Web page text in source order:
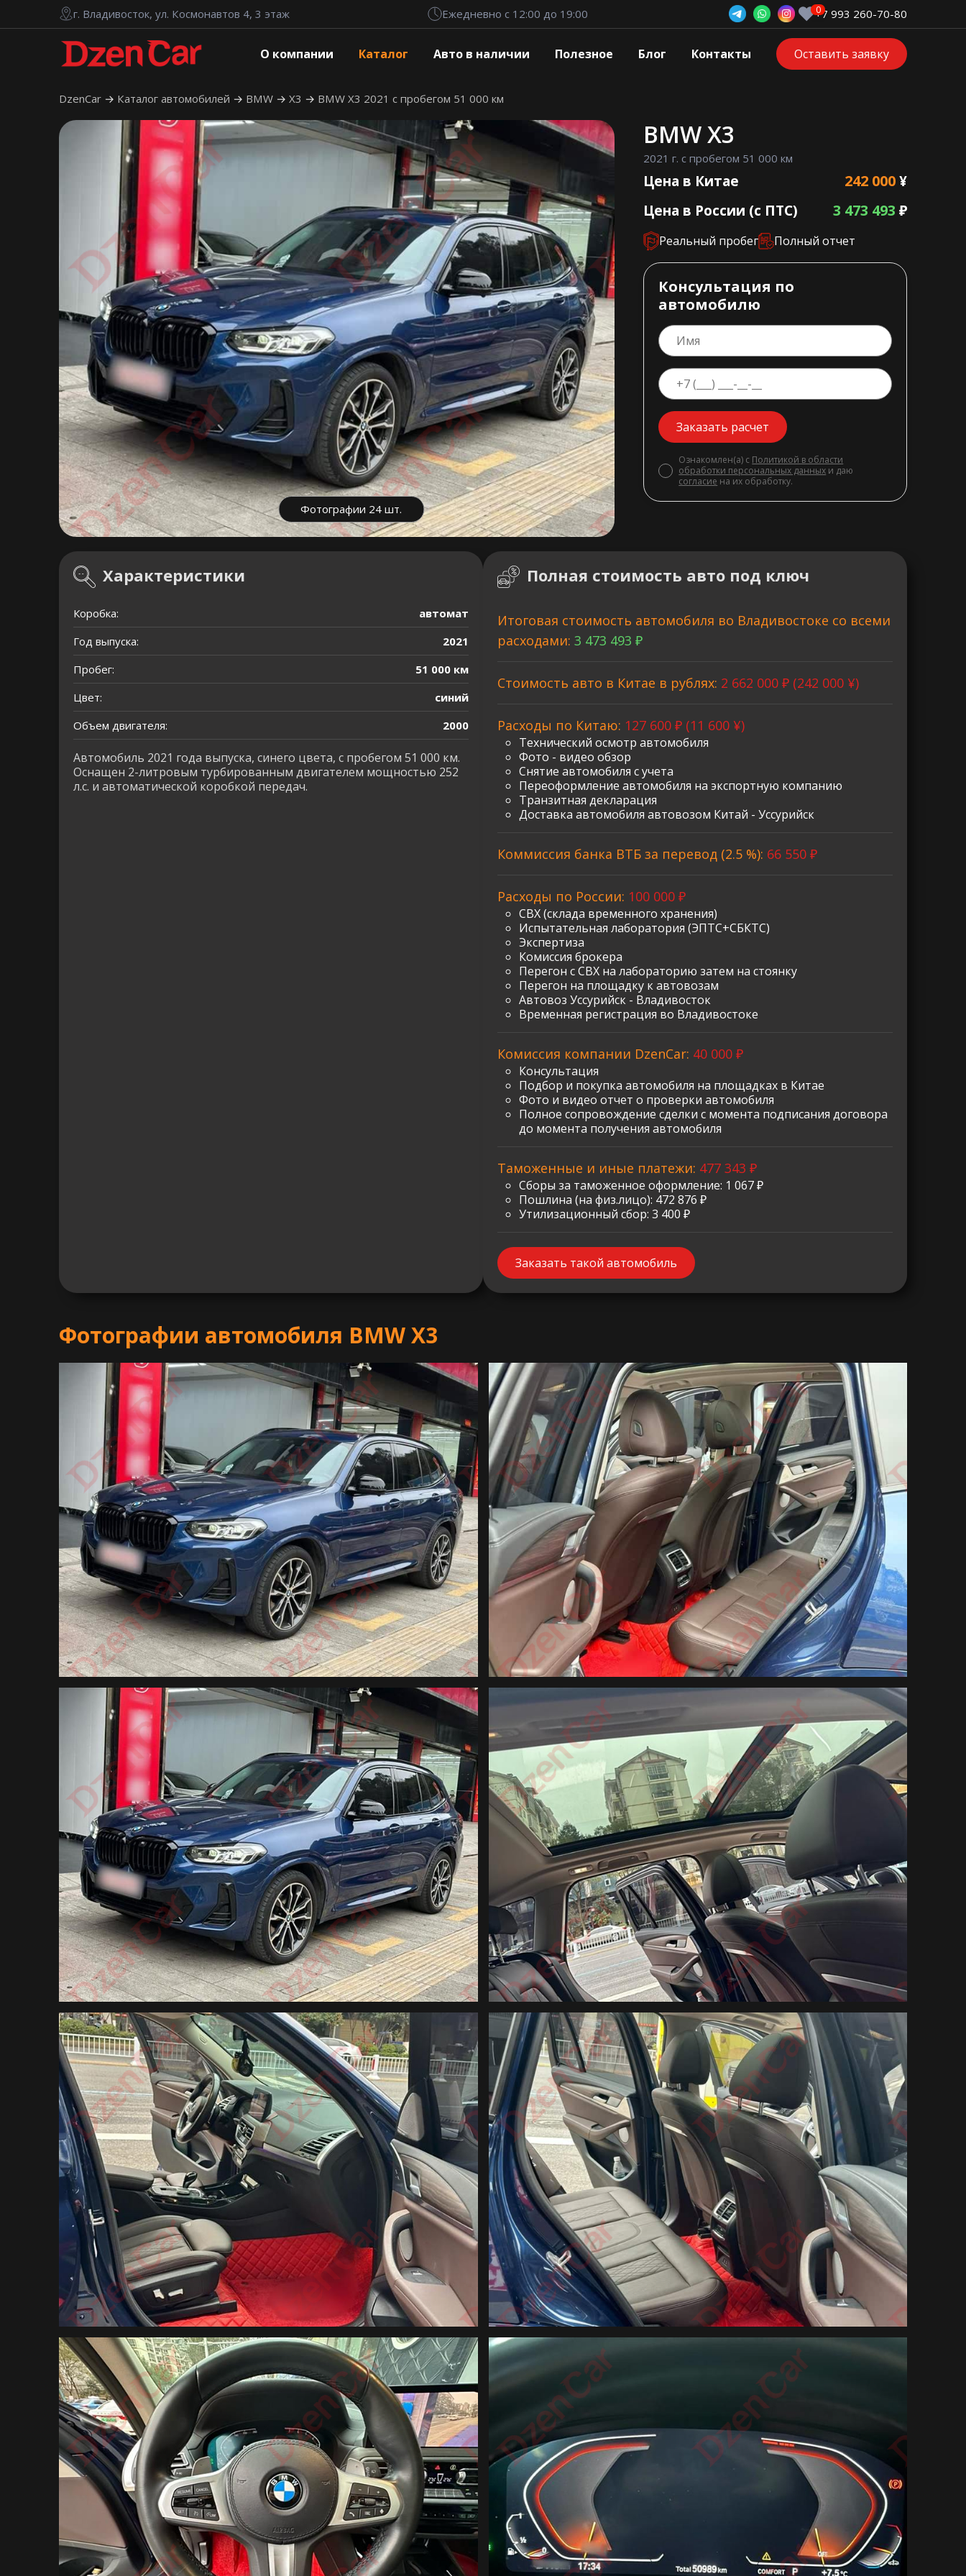
г. Владивосток, ул. Космонавтов 4, 3 этаж Ежедневно с 12:00 до 19:00 +7 993 260-70-80
О компании Каталог Авто в наличии Полезное Блог Контакты Оставить заявку
DzenCar Каталог автомобилей BMW X3 BMW X3 2021 с пробегом 51 000 км
Фотографии 24 шт.
BMW X3
2021 г. с пробегом 51 000 км
Цена в Китае 242 000¥
Цена в России (с ПТС)
3 473 493 ₽
Реальный пробег Полный отчет
Консультация по
автомобилю
Заказать расчет
Ознакомлен(а) с Политикой в области
обработки персональных данных и даю
согласие на их обработку.
Характеристики
Коробка:
автомат
Год выпуска:
2021
Пробег:
51 000 км
Цвет:
синий
Объем двигателя:
2000
Автомобиль 2021 года выпуска, синего цвета, с пробегом 51 000 км.
Оснащен 2-литровым турбированным двигателем мощностью 252
л.с. и автоматической коробкой передач.
Полная стоимость авто под ключ
Итоговая стоимость автомобиля во Владивостоке со всеми
расходами: 3 473 493 ₽
Стоимость авто в Китае в рублях: 2 662 000 ₽ (242 000 ¥)
Расходы по Китаю: 127 600 ₽ (11 600 ¥)
Технический осмотр автомобиля
Фото - видео обзор
Снятие автомобиля с учета
Переоформление автомобиля на экспортную компанию
Транзитная декларация
Доставка автомобиля автовозом Китай - Уссурийск
Коммиссия банка ВТБ за перевод (2.5 %): 66 550 ₽
Расходы по России: 100 000 ₽
СВХ (склада временного хранения)
Испытательная лаборатория (ЭПТС+СБКТС)
Экспертиза
Комиссия брокера
Перегон с СВХ на лабораторию затем на стоянку
Перегон на площадку к автовозам
Автовоз Уссурийск - Владивосток
Временная регистрация во Владивостоке
Комиссия компании DzenCar: 40 000 ₽
Консультация
Подбор и покупка автомобиля на площадках в Китае
Фото и видео отчет о проверки автомобиля
Полное сопровождение сделки с момента подписания договора
до момента получения автомобиля
Таможенные и иные платежи: 477 343 ₽
Сборы за таможенное оформление: 1 067 ₽
Пошлина (на физ.лицо): 472 876 ₽
Утилизационный сбор: 3 400 ₽
Заказать такой автомобиль
Фотографии автомобиля BMW X3